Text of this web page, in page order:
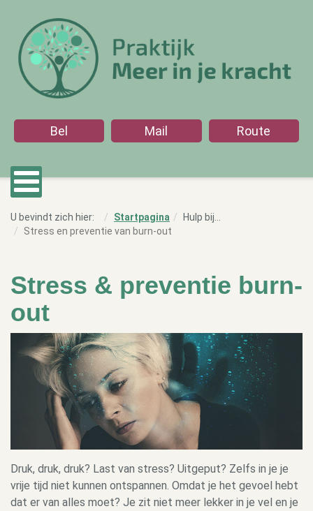
Bel Mail Route
U bevindt zich hier: Startpagina
Hulp bij...
Stress en preventie van burn-out
Stress & preventie burn-
out
Druk, druk, druk? Last van stress? Uitgeput? Zelfs in je je
vrije tijd niet kunnen ontspannen. Omdat je het gevoel hebt
dat er van alles moet? Je zit niet meer lekker in je vel en je